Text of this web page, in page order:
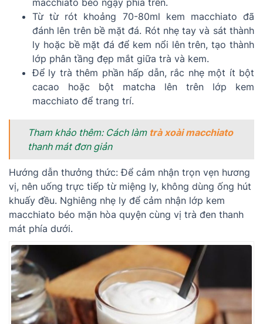
macchiato béo ngậy phía trên.
Từ từ rót khoảng 70-80ml kem macchiato đã
đánh lên trên bề mặt đá. Rót nhẹ tay và sát thành
ly hoặc bề mặt đá để kem nổi lên trên, tạo thành
lớp phân tầng đẹp mắt giữa trà và kem.
Để ly trà thêm phần hấp dẫn, rắc nhẹ một ít bột
cacao hoặc bột matcha lên trên lớp kem
macchiato để trang trí.
Tham khảo thêm: Cách làm trà xoài macchiato
thanh mát đơn giản
Hướng dẫn thưởng thức: Để cảm nhận trọn vẹn hương
vị, nên uống trực tiếp từ miệng ly, không dùng ống hút
khuấy đều. Nghiêng nhẹ ly để cảm nhận lớp kem
macchiato béo mặn hòa quyện cùng vị trà đen thanh
mát phía dưới.